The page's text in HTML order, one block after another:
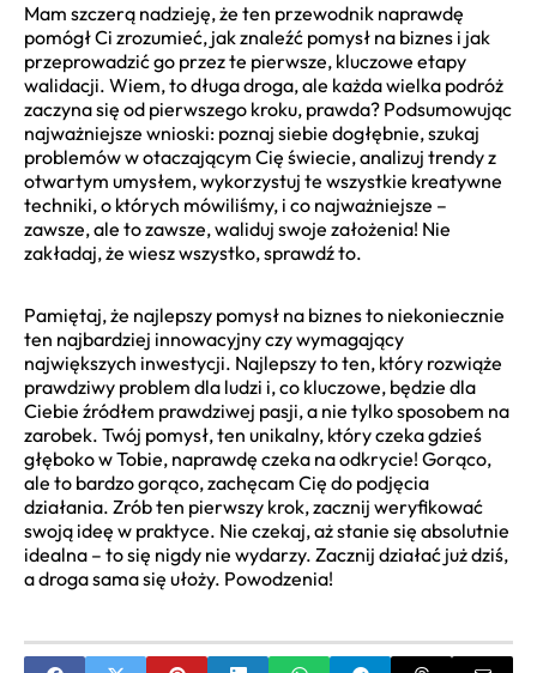
Mam szczerą nadzieję, że ten przewodnik naprawdę
pomógł Ci zrozumieć, jak znaleźć pomysł na biznes i jak
przeprowadzić go przez te pierwsze, kluczowe etapy
walidacji. Wiem, to długa droga, ale każda wielka podróż
zaczyna się od pierwszego kroku, prawda? Podsumowując
najważniejsze wnioski: poznaj siebie dogłębnie, szukaj
problemów w otaczającym Cię świecie, analizuj trendy z
otwartym umysłem, wykorzystuj te wszystkie kreatywne
techniki, o których mówiliśmy, i co najważniejsze –
zawsze, ale to zawsze, waliduj swoje założenia! Nie
zakładaj, że wiesz wszystko, sprawdź to.
Pamiętaj, że najlepszy pomysł na biznes to niekoniecznie
ten najbardziej innowacyjny czy wymagający
największych inwestycji. Najlepszy to ten, który rozwiąże
prawdziwy problem dla ludzi i, co kluczowe, będzie dla
Ciebie źródłem prawdziwej pasji, a nie tylko sposobem na
zarobek. Twój pomysł, ten unikalny, który czeka gdzieś
głęboko w Tobie, naprawdę czeka na odkrycie! Gorąco,
ale to bardzo gorąco, zachęcam Cię do podjęcia
działania. Zrób ten pierwszy krok, zacznij weryfikować
swoją ideę w praktyce. Nie czekaj, aż stanie się absolutnie
idealna – to się nigdy nie wydarzy. Zacznij działać już dziś,
a droga sama się ułoży. Powodzenia!